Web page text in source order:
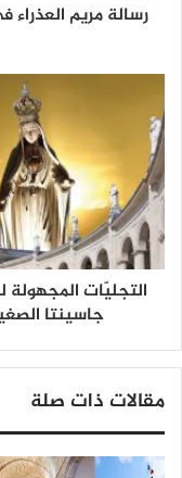
التجليّات المجهولة
جاسينتا
مقالات ذات صلة